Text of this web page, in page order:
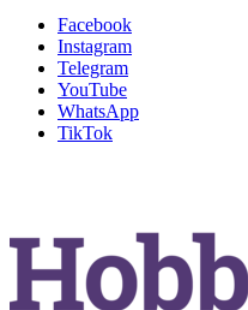
Facebook
Instagram
Telegram
YouTube
WhatsApp
TikTok